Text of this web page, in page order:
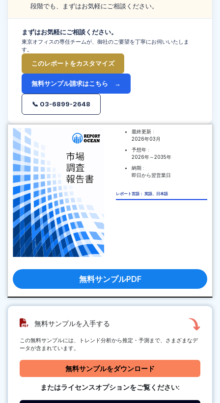
段階でも、まずはお気軽にご相談ください。
まずはお気軽にご相談ください。
東京オフィスの専任チームが、御社のご要望を丁寧にお伺いいたしま
す。
このレポートをカスタマイズ
無料サンプル請求はこちら →
📞 03-6899-2648
最終更新 :
2026年03月
予想年 :
2026年～2035年
納期 :
即日から翌営業日
レポート言語： 英語、日本語
無料サンプルPDF
無料サンプルを入手する
この無料サンプルには、トレンド分析から推定・予測まで、さまざまなデ
ータが含まれています。
無料サンプルをダウンロード
またはライセンスオプションをご覧ください: